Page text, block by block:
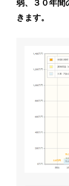
弱、３０年間
きます。